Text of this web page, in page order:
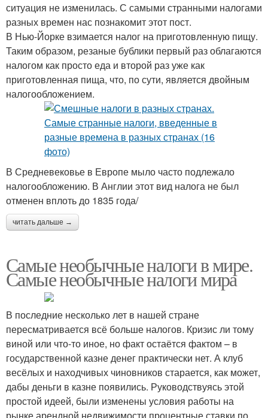
ситуация не изменилась. С самыми странными налогами
разных времен нас познакомит этот пост.
В Нью-Йорке взимается налог на приготовленную пищу.
Таким образом, резаные бублики первый раз облагаются
налогом как просто еда и второй раз уже как
приготовленная пища, что, по сути, является двойным
налогообложением.
В Средневековье в Европе мыло часто подлежало
налогообложению. В Англии этот вид налога не был
отменен вплоть до 1835 года/
читать дальше →
Самые необычные налоги в мире.
Самые необычные налоги мира
В последние несколько лет в нашей стране
пересматривается всё больше налогов. Кризис ли тому
виной или что-то иное, но факт остаётся фактом – в
государственной казне денег практически нет. А клуб
весёлых и находчивых чиновников старается, как может,
дабы деньги в казне появились. Руководствуясь этой
простой идеей, были изменены условия работы на